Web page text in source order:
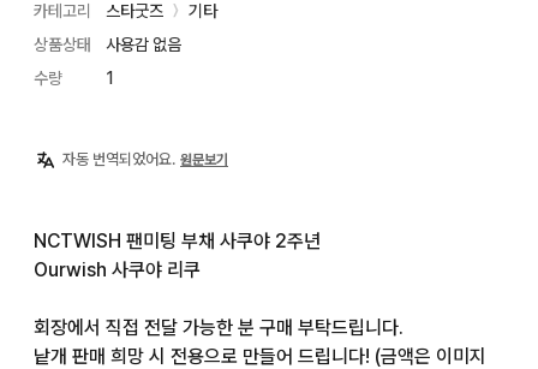
카테고리 스타굿즈 〉
기타
상품상태
사용감 없음
수량
1
자동 번역되었어요. 원문보기
NCTWISH 팬미팅 부채 사쿠야 2주년
Ourwish 사쿠야 리쿠
회장에서 직접 전달 가능한 분 구매 부탁드립니다.
낱개 판매 희망 시 전용으로 만들어 드립니다! (금액은 이미지